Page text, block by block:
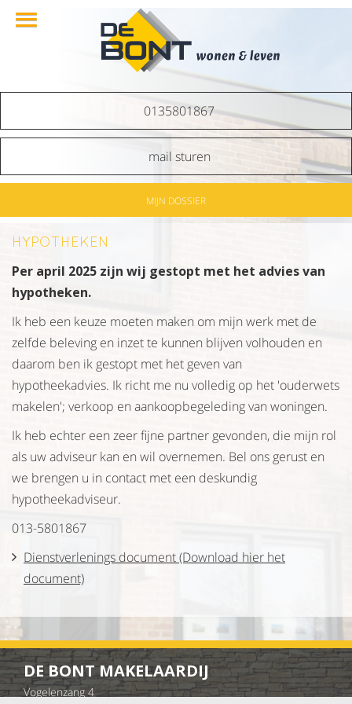
0135801867
mail sturen
MIJN DOSSIER
HYPOTHEKEN
Per april 2025 zijn wij gestopt met het advies van
hypotheken.
Ik heb een keuze moeten maken om mijn werk met de
zelfde beleving en inzet te kunnen blijven volhouden en
daarom ben ik gestopt met het geven van
hypotheekadvies. Ik richt me nu volledig op het 'ouderwets
makelen'; verkoop en aankoopbegeleding van woningen.
Ik heb echter een zeer fijne partner gevonden, die mijn rol
als uw adviseur kan en wil overnemen. Bel ons gerust en
we brengen u in contact met een deskundig
hypotheekadviseur.
013-5801867
Dienstverlenings document (Download hier het
document)
DE BONT MAKELAARDIJ
Vogelenzang 4